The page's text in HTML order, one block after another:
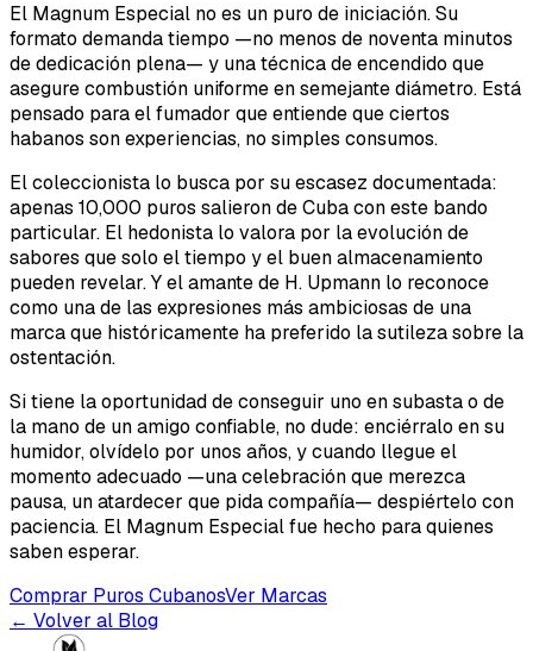
El Magnum Especial no es un puro de iniciación. Su
formato demanda tiempo —no menos de noventa minutos
de dedicación plena— y una técnica de encendido que
asegure combustión uniforme en semejante diámetro. Está
pensado para el fumador que entiende que ciertos
habanos son experiencias, no simples consumos.
El coleccionista lo busca por su escasez documentada:
apenas 10,000 puros salieron de Cuba con este bando
particular. El hedonista lo valora por la evolución de
sabores que solo el tiempo y el buen almacenamiento
pueden revelar. Y el amante de H. Upmann lo reconoce
como una de las expresiones más ambiciosas de una
marca que históricamente ha preferido la sutileza sobre la
ostentación.
Si tiene la oportunidad de conseguir uno en subasta o de
la mano de un amigo confiable, no dude: enciérralo en su
humidor, olvídelo por unos años, y cuando llegue el
momento adecuado —una celebración que merezca
pausa, un atardecer que pida compañía— despiértelo con
paciencia. El Magnum Especial fue hecho para quienes
saben esperar.
Comprar Puros CubanosVer Marcas
← Volver al Blog